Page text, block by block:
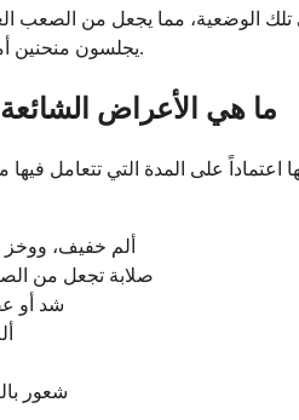
مما يجعل من الصعب
يجلسون منحنين أمام الكمبيوتر لسنوات بالصلابة والألم حتى عندما لا يكونون يعملون.
ما هي الأعراض الشائعة
على المدة التي تتعامل
ألم خفيف، ووخز
صلابة تجعل من
شد أو
شعور